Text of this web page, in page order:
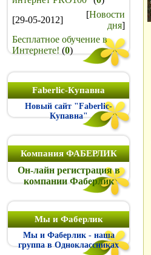
[29-05-2012]
[Новости
дня]
Бесплатное обучение в
Интернете! (0)
Faberlic-Купавна
Новый сайт "Faberlic-
Купавна"
Компания ФАБЕРЛИК
Он-лайн регистрация в
компании Фаберлик
Мы и Фаберлик
Мы и Фаберлик - наша
группа в Одноклассниках